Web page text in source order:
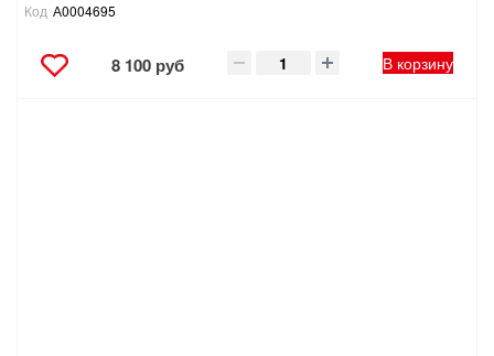
Код А0004695
8 100 руб В корзину